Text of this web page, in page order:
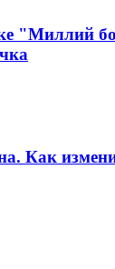
"Миллий
Как